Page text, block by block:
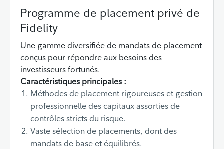
Programme de placement privé de
Fidelity
Une gamme diversifiée de mandats de placement
conçus pour répondre aux besoins des
investisseurs fortunés.
Caractéristiques principales :
Méthodes de placement rigoureuses et gestion
professionnelle des capitaux assorties de
contrôles stricts du risque.
Vaste sélection de placements, dont des
mandats de base et équilibrés.